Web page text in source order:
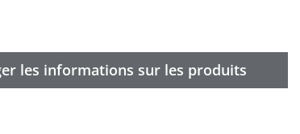
les informations sur les produits